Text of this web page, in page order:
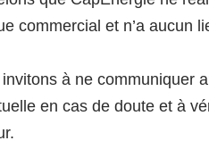
maintien de l’ordre
commercial et n’a aucun
à ne communiquer
en cas de doute et à